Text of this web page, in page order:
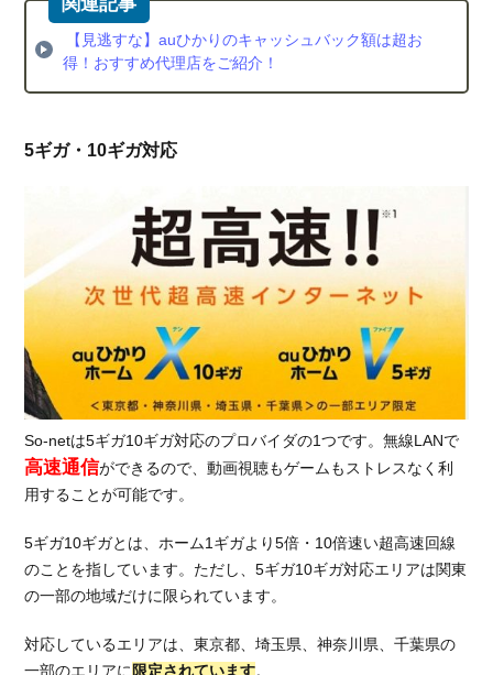
信
る
比
較
通信
速度
較
5.2.
キャ
ッシ
ック
を比
較
スマ
【見逃すな】auひかりのキャッシュバック額は超お
得！おすすめ代理店をご紹介！
5ギガ・10ギガ対応
So-netは5ギガ10ギガ対応のプロバイダの1つです。無線LANで
高速通信ができるので、動画視聴もゲームもストレスなく利
用することが可能です。
5ギガ10ギガとは、ホーム1ギガより5倍・10倍速い超高速回線
のことを指しています。ただし、5ギガ10ギガ対応エリアは関東
の一部の地域だけに限られています。
対応しているエリアは、東京都、埼玉県、神奈川県、千葉県の
一部のエリアに 限定されています。